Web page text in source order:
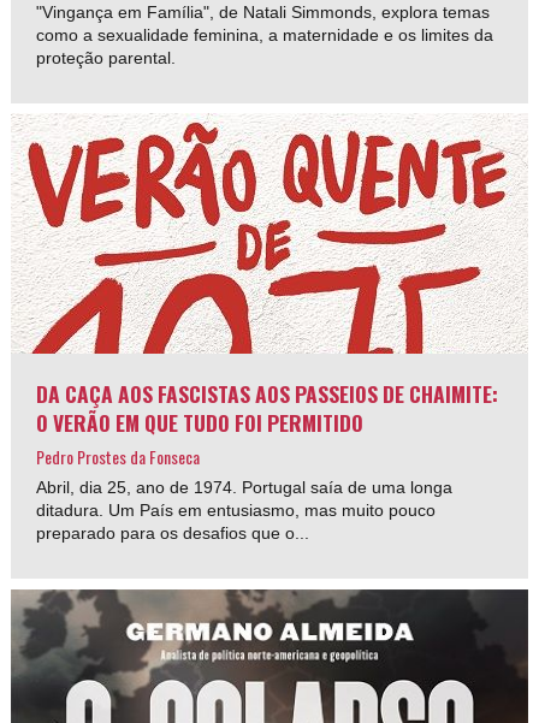
"Vingança em Família", de Natali Simmonds, explora temas
como a sexualidade feminina, a maternidade e os limites da
proteção parental.
DA CAÇA AOS FASCISTAS AOS PASSEIOS DE CHAIMITE:
O VERÃO EM QUE TUDO FOI PERMITIDO
Pedro Prostes da Fonseca
Abril, dia 25, ano de 1974. Portugal saía de uma longa
ditadura. Um País em entusiasmo, mas muito pouco
preparado para os desafios que o...